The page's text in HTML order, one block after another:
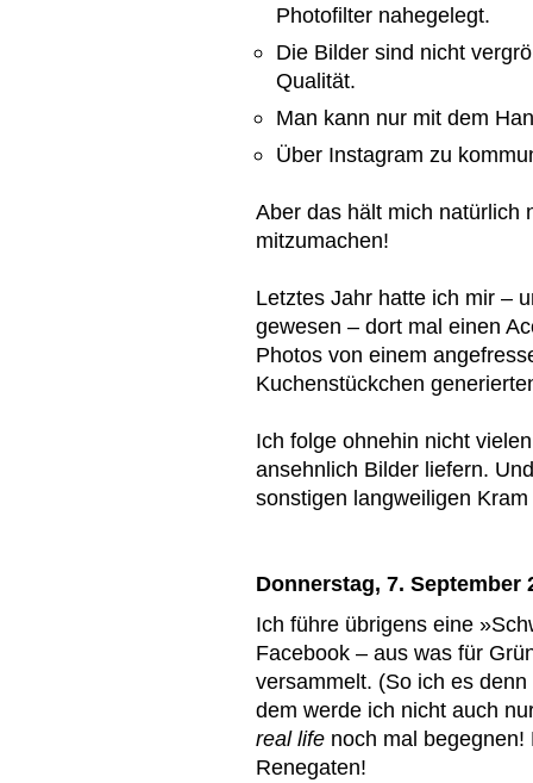
Photofilter nahegelegt.
Die Bilder sind nicht
Qualität.
Man kann nur mit dem
Über Instagram zu
Aber das hält mich natürlich
mitzumachen!
Letztes Jahr hatte ich mir –
gewesen – dort mal einen
Photos von einem
Kuchenstückchen
Ich folge ohnehin nicht
ansehnlich Bilder liefern.
sonstigen langweiligen
Donnerstag, 7. September
Ich führe übrigens eine
Facebook – aus was für
versammelt. (So ich es
dem werde ich nicht auch
real life noch mal
Renegaten!